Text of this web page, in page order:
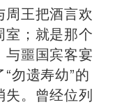
王把酒言欢
；就是那个
噩国宾客宴
勿遗寿幼”的
。曾经位列